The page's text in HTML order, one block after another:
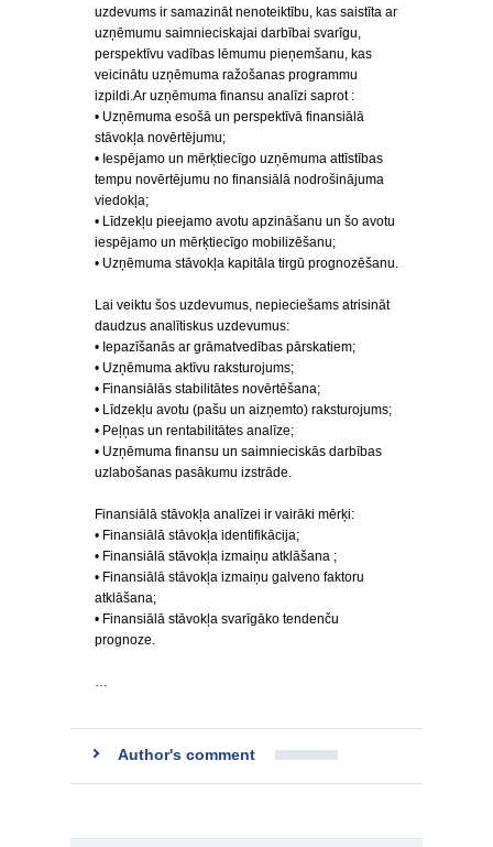
uzdevums ir samazināt nenoteiktību, kas saistīta ar
uzņēmumu saimnieciskajai darbībai svarīgu,
perspektīvu vadības lēmumu pieņemšanu, kas
veicinātu uzņēmuma ražošanas programmu
izpildi.Ar uzņēmuma finansu analīzi saprot :
• Uzņēmuma esošā un perspektīvā finansiālā
stāvokļa novērtējumu;
• Iespējamo un mērķtiecīgo uzņēmuma attīstības
tempu novērtējumu no finansiālā nodrošinājuma
viedokļa;
• Līdzekļu pieejamo avotu apzināšanu un šo avotu
iespējamo un mērķtiecīgo mobilizēšanu;
• Uzņēmuma stāvokļa kapitāla tirgū prognozēšanu.
Lai veiktu šos uzdevumus, nepieciešams atrisināt
daudzus analītiskus uzdevumus:
• Iepazīšanās ar grāmatvedības pārskatiem;
• Uzņēmuma aktīvu raksturojums;
• Finansiālās stabilitātes novērtēšana;
• Līdzekļu avotu (pašu un aizņemto) raksturojums;
• Peļņas un rentabilitātes analīze;
• Uzņēmuma finansu un saimnieciskās darbības
uzlabošanas pasākumu izstrāde.
Finansiālā stāvokļa analīzei ir vairāki mērķi:
• Finansiālā stāvokļa identifikācija;
• Finansiālā stāvokļa izmaiņu atklāšana ;
• Finansiālā stāvokļa izmaiņu galveno faktoru
atklāšana;
• Finansiālā stāvokļa svarīgāko tendenču
prognoze.
…
Author's comment